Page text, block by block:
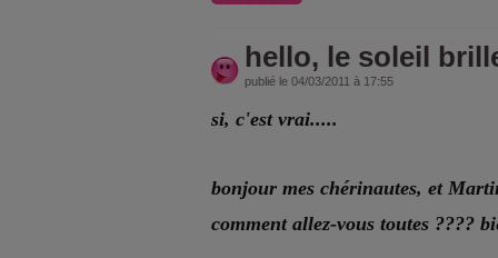
hello, le soleil
publié le 04/03/2011 à 17:55
si, c'est vrai.....
bonjour mes chérinautes, et
comment allez-vous toutes ????